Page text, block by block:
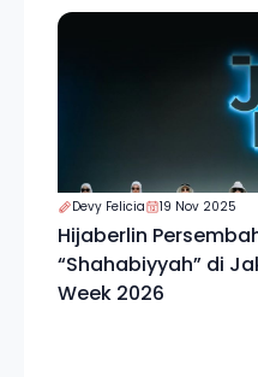
Devy Felicia 19 Nov 2025
Hijaberlin
“Shahabiyyah” di
Week 2026